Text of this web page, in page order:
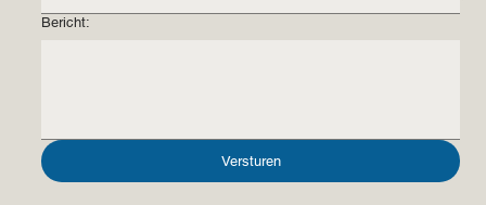
Bericht:
Versturen